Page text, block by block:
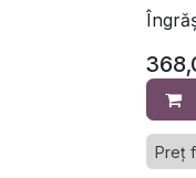
Preț